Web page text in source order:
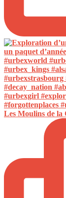
Les Moulins de la